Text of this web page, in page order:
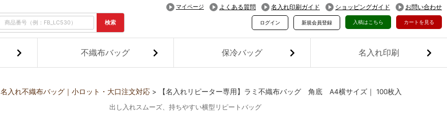
検索
マイページ よくある質問 名入れ印刷ガイド ショッピングガイド お問い合わせ
カートを見る
入稿はこちら
ログイン 新規会員登録
不織布バッグ 保冷バッグ 名入れ印刷
名入れ不織布バッグ｜小ロット・大口注文対応 【名入れリピーター専用】ラミ不織布バッグ 角底 A4横サイズ｜ 100枚入
出し入れスムーズ、持ちやすい横型リピートバッグ